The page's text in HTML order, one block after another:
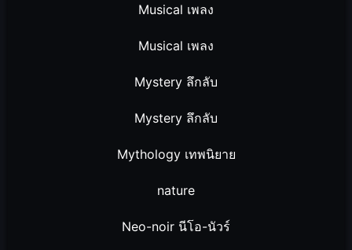
Musical เพลง
Musical เพลง
Mystery ลึกลับ
Mystery ลึกลับ
Mythology เทพนิยาย
nature
Neo-noir นีโอ-นัวร์